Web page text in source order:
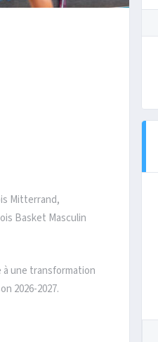
Mitterrand,
Basket Masculin
à une transformation
2026-2027.